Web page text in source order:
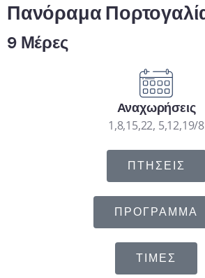
Πανόραμα
9 Μέρες
Αναχωρήσεις
1,8,15,22, 5,12,19/8
ΠΤΗΣΕΙΣ
ΠΡΟΓΡΑΜΜΑ
ΤΙΜΕΣ